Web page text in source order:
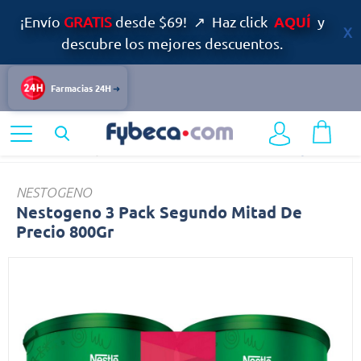
¡Envío GRATISdesde $69! ↗ Haz click AQUÍ y
descubre los mejores descuentos.
Farmacias 24H
Infantil y Maternidad Nestogeno
NESTOGENO
Nestogeno 3 Pack Segundo Mitad De
Precio 800Gr